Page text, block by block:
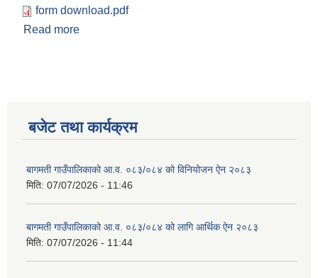
form download.pdf
Read more
बजेट तथा कार्यक्रम
बागमती गाउँपालिकाको आ.व. ०८३/०८४ को विनियोजन ऐन २०८३
मिति: 07/07/2026 - 11:46
बागमती गाउँपालिकाको आ.व. ०८३/०८४ को लागि आर्थिक ऐन २०८३
मिति: 07/07/2026 - 11:44